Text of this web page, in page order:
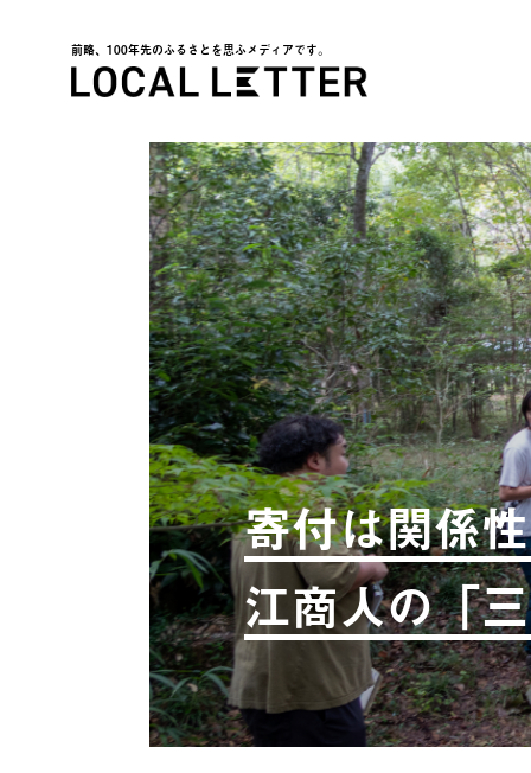
前略、100年先のふるさとを思ふメディアです。
寄付は関係
江商人の「